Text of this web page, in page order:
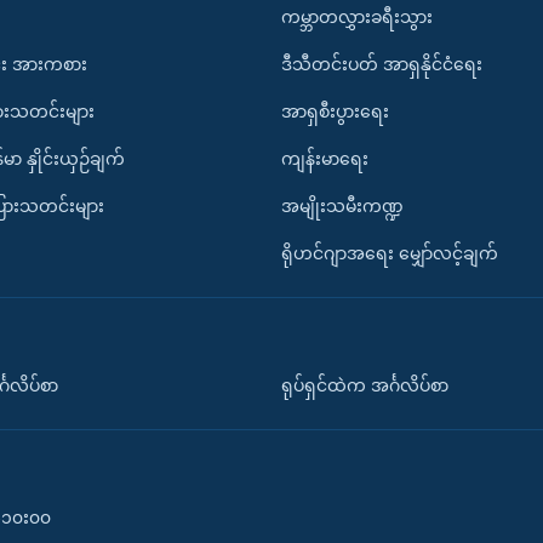
ားကစား
တင်းများ
မာ နှိုင်းယှဉ်ချက်
ားသတင်းများ
ကမ္ဘာတလွှားခရီးသွား
ဒီသီတင်းပတ် အာရှနိုင်ငံရေး
အာရှစီးပွားရေး
ကျန်းမာရေး
အမျိုးသမီးကဏ္ဍ
ရိုဟင်ဂျာအရေး မျှော်လင့်ချက်
လိပ်စာ ရုပ်ရှင်ထဲက အင်္ဂလိပ်စာ
၀း၀၀